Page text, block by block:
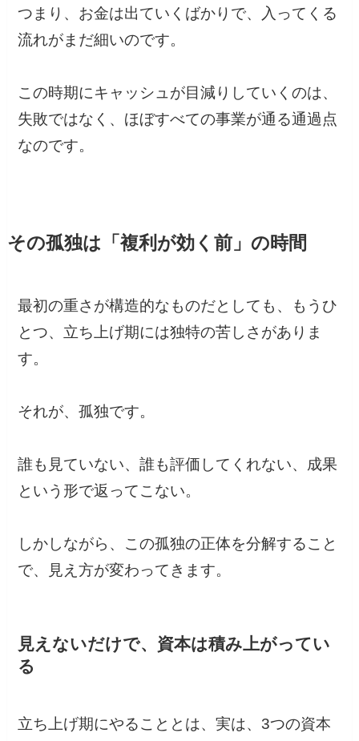
つまり、お金は出ていくばかりで、入ってくる
流れがまだ細いのです。
この時期にキャッシュが目減りしていくのは、
失敗ではなく、ほぼすべての事業が通る通過点
なのです。
その孤独は「複利が効く前」の時間
最初の重さが構造的なものだとしても、もうひ
とつ、立ち上げ期には独特の苦しさがありま
す。
それが、孤独です。
誰も見ていない、誰も評価してくれない、成果
という形で返ってこない。
しかしながら、この孤独の正体を分解すること
で、見え方が変わってきます。
見えないだけで、資本は積み上がってい
る
立ち上げ期にやることとは、実は、3つの資本